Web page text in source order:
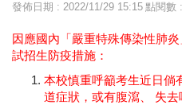
發佈日期 : 2022/11/29 15:15 點閱數
因應國內「嚴重特殊傳染性肺
試招生防疫措施：
本校慎重呼籲考生近日倘
道症狀，或有腹瀉、 失